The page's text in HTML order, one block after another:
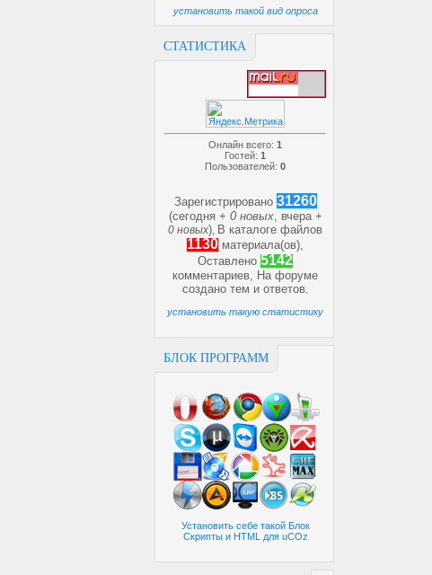
установить такой вид опроса
СТАТИСТИКА
Онлайн всего: 1
Гостей: 1
Пользователей: 0
Зарегистрировано 31260
(сегодня + 0 новых, вчера +
0 новых) В каталоге файлов
1130 материала(ов),
Оставлено 5142
комментариев, На форуме
создано тем и ответов.
установить такую статистику
БЛОК ПРОГРАММ
Установить себе такой Блок
Скрипты и HTML для uCOz